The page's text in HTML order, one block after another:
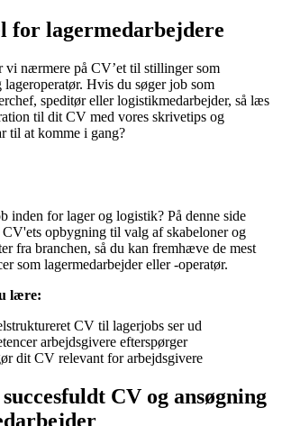
for lagermedarbejdere
vi nærmere på CV’et til stillinger som
lageroperatør. Hvis du søger job som
speditør eller logistikmedarbejder, så læs
til dit CV med vores skrivetips og
til at komme i gang?
inden for lager og logistik? På denne side
opbygning til valg af skabeloner og
fra branchen, så du kan fremhæve de mest
som lagermedarbejder eller -operatør.
lære:
CV til lagerjobs ser ud
arbejdsgivere efterspørger
dit CV relevant for arbejdsgivere
CV og ansøgning